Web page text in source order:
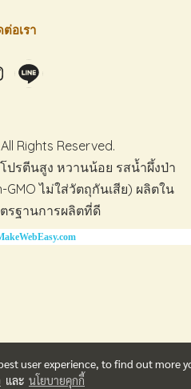
อเรา
Rights Reserved.
ปรตีนสูง หวานน้อย รสน้ำผึ้งป่า
ไม่ใส่วัตถุกันเสีย) ผลิตใน
รฐานการผลิตที่ดี
user experience, to find out more
และ นโยบายคุกกี้